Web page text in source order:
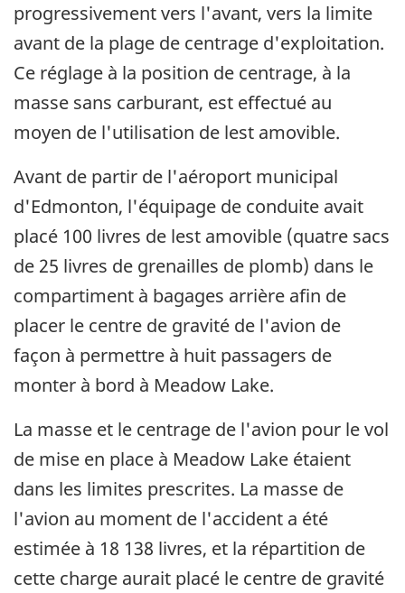
progressivement vers l'avant, vers la limite
avant de la plage de centrage d'exploitation.
Ce réglage à la position de centrage, à la
masse sans carburant, est effectué au
moyen de l'utilisation de lest amovible.
Avant de partir de l'aéroport municipal
d'Edmonton, l'équipage de conduite avait
placé 100 livres de lest amovible (quatre sacs
de 25 livres de grenailles de plomb) dans le
compartiment à bagages arrière afin de
placer le centre de gravité de l'avion de
façon à permettre à huit passagers de
monter à bord à Meadow Lake.
La masse et le centrage de l'avion pour le vol
de mise en place à Meadow Lake étaient
dans les limites prescrites. La masse de
l'avion au moment de l'accident a été
estimée à 18 138 livres, et la répartition de
cette charge aurait placé le centre de gravité